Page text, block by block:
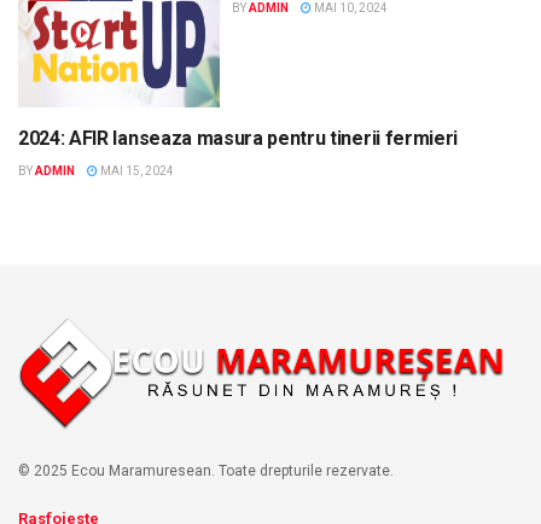
BYADMIN MAI 10, 2024
ACTUALITATE
2024: AFIR lanseaza masura pentru tinerii fermieri
BYADMIN MAI 15, 2024
© 2025 Ecou Maramuresean. Toate drepturile rezervate.
Rasfoieste